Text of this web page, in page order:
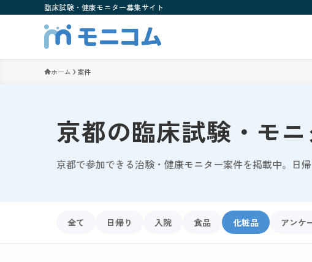
臨床試験・健康モニター募集サイト
ホーム 案件
京都の臨床試験・モ
京都で参加できる治験・健康モニター案件を掲載中。日
全て 日帰り 入院 食品 化粧品 アンケ